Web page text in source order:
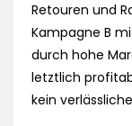
Retouren und
Kampagne B
durch hohe
letztlich
kein